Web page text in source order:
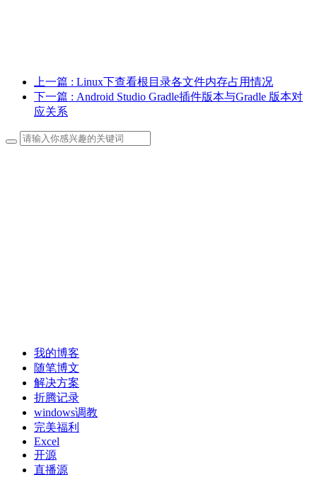
上一篇 : Linux下查看根目录各文件内存占用情况
下一篇 : Android Studio Gradle插件版本与Gradle 版本对
应关系
我的博客
随笔博文
解决方案
折腾记录
windows调教
完美福利
Excel
开源
直播源